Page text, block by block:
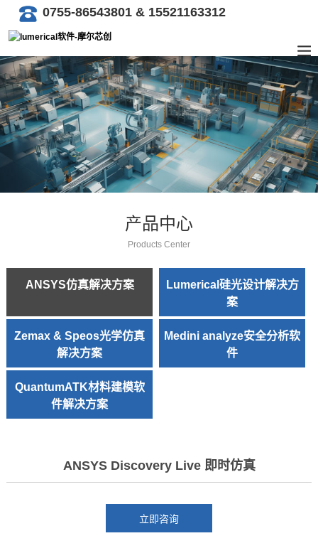
0755-86543801 & 15521163312
产品中心
Products Center
ANSYS仿真解决方案
Lumerical硅光设计解决方
案
Zemax & Speos光学仿真
解决方案
Medini analyze安全分析软
件
QuantumATK材料建模软
件解决方案
ANSYS Discovery Live 即时仿真